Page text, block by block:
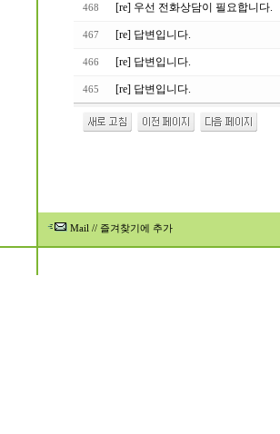
468 [re] 우선 전화상담이 필요합니다.
467 [re] 답변입니다.
466 [re] 답변입니다.
465 [re] 답변입니다.
Mail // 즐겨찾기에 추가